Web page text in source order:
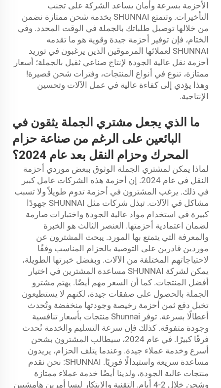
الأحزمة بسرعة وأمان يساعد الشركة على تجنب
التأخيرات. وتتمتع SHUNNAI بخدمة شحن ممتازة نضمن
من خلالها توصيل طلباتك بالجملة في الوقت المحدد. وفي
الختام، فإن توفير أحزمة جيدة وقوية هو ما تقدمه
SHUNNAI لعملائها المرموقين الذين يرغبون في توريد
أحزمة نقل عالية الجودة لإنتاج صناعي ثقيل بالجملة؛ أسعار
ممتازة، تنوع في أنواع المنتجات، وفترات شحن قصيرة!
وهذا يؤدي إلى كفاءة عالية في عمل الآلات وتحسين
الإنتاجية.
ما الذي يجعل مشتري الجملة يثقون في
البائعين على الرغم من صناعة حزام
المحرك وحزام النقل بعد عام 2024؟
لماذا يمكن لمشتري الجملة الوثوق ببعض موردي أحزمة
النقل في عام 2024. إن أحزمة هذه الشركات عامل كبير
في ذلك. يرغب المشترون في أحزمة تدوم طويلاً ولا تسبب
مشاكل في الآلات. تبذل شركات مثل SHUNNAI جهودًا
كبيرة في استخدام مواد عالية الجودة واختبارات صارمة
لضمان اعتمادية أحزمتها. العنصر الثالث هو الخبرة
والمعرفة التي يتمتع بها المورد. يبحث المشترون عن
موردين قادرين على التوصية بالحزام المناسب وفقًا
لاحتياجاتهم المختلفة من الآلات. وبفضل خبرتها الطويلة،
يمكن لشركة SHUNNAI مساعدة المشترين في اختيار
أفضل المنتجات. كما أن السعر مهم أيضًا. يهتم مشترو
الجملة بالحصول على صفقات جيدة، لكنهم لا يستطيعون
تخيل دفع ثمن أحزمة رخيصة وجودتها منخفضة وتُحدث
أعطالًا بسرعة. توفر Shunnai منتجات بأسعار تنافسية
وجودة متفوقة. كذلك فإن سرعة التسليم والخدمة تُحدث
فرقًا كبيرًا. في عام 2024، سيطالب المشترون بشحن
أسرع وخدمة عملاء جيدة. وعندما يتلف الحزام، يريدون
مساعدة سريعة واستبدالًا فوريًا. SHUNNAI: نحن نقدم
منتجات عالية الجودة، ولدينا أيضًا خدمة عملاء ممتازة
وشحن خلال 2-4 أيام. التقنية والابتكار ليسا أمرين هامشيين